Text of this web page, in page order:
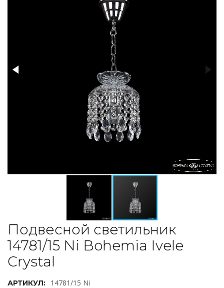
Подвесной светильник
14781/15 Ni Bohemia Ivele
Crystal
АРТИКУЛ: 14781/15 Ni